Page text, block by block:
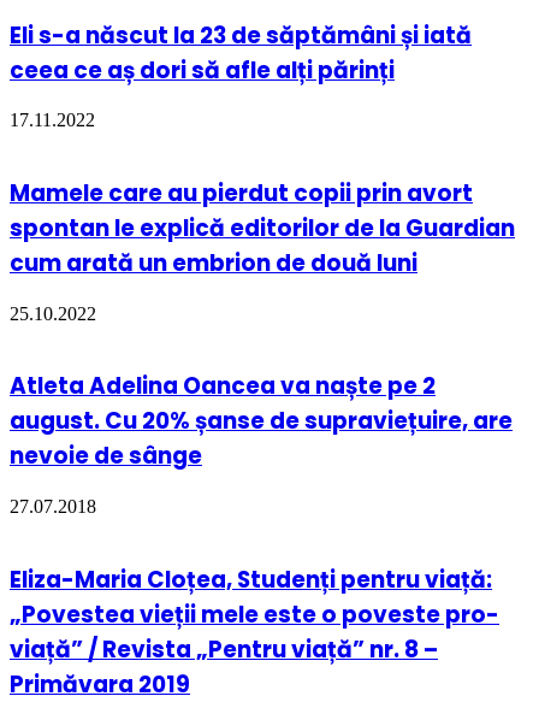
Eli s-a născut la 23 de săptămâni și iată
ceea ce aș dori să afle alți părinți
17.11.2022
Mamele care au pierdut copii prin avort
spontan le explică editorilor de la Guardian
cum arată un embrion de două luni
25.10.2022
Atleta Adelina Oancea va naște pe 2
august. Cu 20% șanse de supraviețuire, are
nevoie de sânge
27.07.2018
Eliza-Maria Cloțea, Studenți pentru viață:
„Povestea vieții mele este o poveste pro-
viață” / Revista „Pentru viață” nr. 8 –
Primăvara 2019